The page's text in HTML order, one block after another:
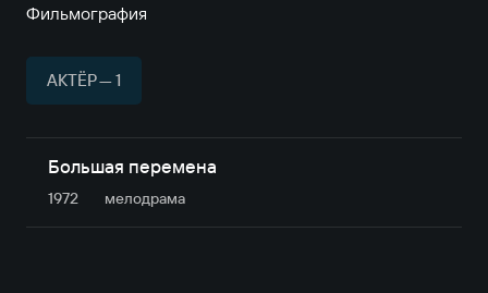
Фильмография
АКТЁР — 1
Большая перемена
1972 мелодрама